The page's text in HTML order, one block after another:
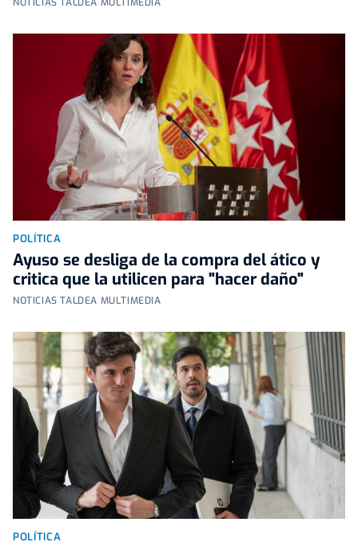
POLÍTICA
Ayuso se desliga de la compra del ático y
critica que la utilicen para "hacer daño"
NOTICIAS TALDEA MULTIMEDIA
POLÍTICA